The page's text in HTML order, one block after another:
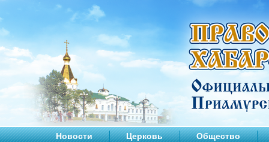
Новости Церковь Общество